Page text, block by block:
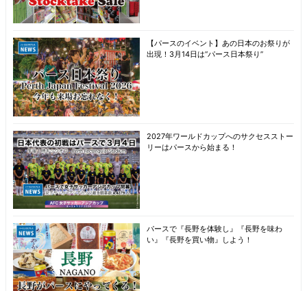
【パースのイベント】あの日本のお祭りが
出現！3月14日は“パース日本祭り”
2027年ワールドカップへのサクセスストー
リーはパースから始まる！
パースで『長野を体験し』『長野を味わ
い』『長野を買い物』しよう！